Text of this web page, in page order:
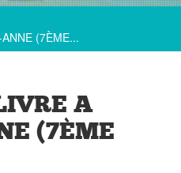
(7ÈME...
A
(7ÈME